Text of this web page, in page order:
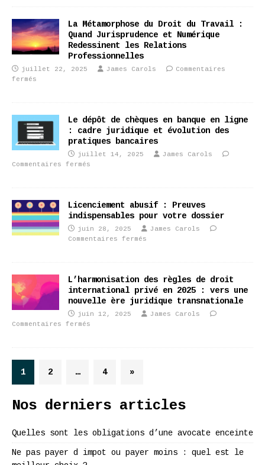
La Métamorphose du Droit du Travail :
Quand Jurisprudence et Numérique
Redessinent les Relations
Professionnelles
juillet 22, 2025 James Carols
Commentaires
fermés
Le dépôt de chèques en banque en ligne
: cadre juridique et évolution des
pratiques bancaires
juillet 14, 2025
James Carols
Commentaires fermés
Licenciement abusif : Preuves
indispensables pour votre dossier
juin 28, 2025
James Carols
Commentaires fermés
L’harmonisation des règles de droit
international privé en 2025 : vers une
nouvelle ère juridique transnationale
juin 12, 2025
James Carols
Commentaires fermés
1 2 … 4 »
Nos derniers articles
Quelles sont les obligations d’une avocate enceinte
Ne pas payer d impot ou payer moins : quel est le